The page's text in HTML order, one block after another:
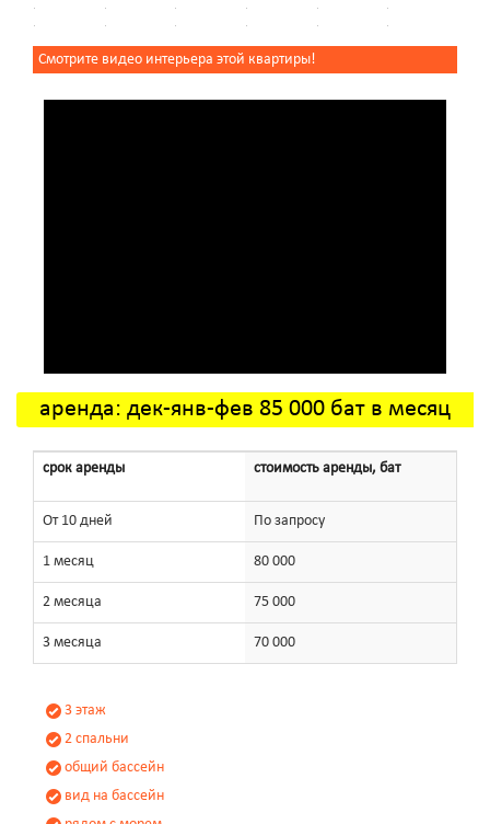
Смотрите видео интерьера этой квартиры!
аренда: дек-янв-фев 85 000 бат в месяц
срок аренды
От 10 дней
1 месяц
2 месяца
3 месяца
стоимость аренды, бат
По запросу
80 000
75 000
70 000
3 этаж
2 спальни
общий бассейн
вид на бассейн